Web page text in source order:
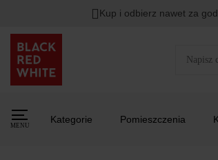
Kup i odbierz nawet za
MENU
Kategorie Pomieszczenia